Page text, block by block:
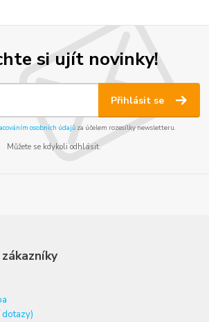
si ujít novinky!
Přihlásit se
osobních údajůza účelem rozesílky newsletteru.
Můžete se kdykoli odhlásit.
dotazy)